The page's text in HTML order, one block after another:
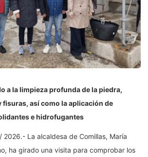
a la limpieza profunda de la piedra,
fisuras, así como la aplicación de
e hidrofugantes
2026.- La alcaldesa de Comillas, María
ha girado una visita para comprobar los